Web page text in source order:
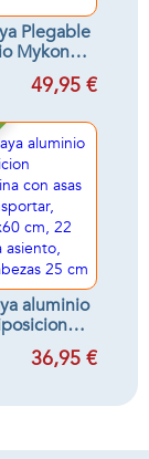
Mykonos
Cm
49,95 €
aluminio
con
para
cm, 22
25
36,95 €